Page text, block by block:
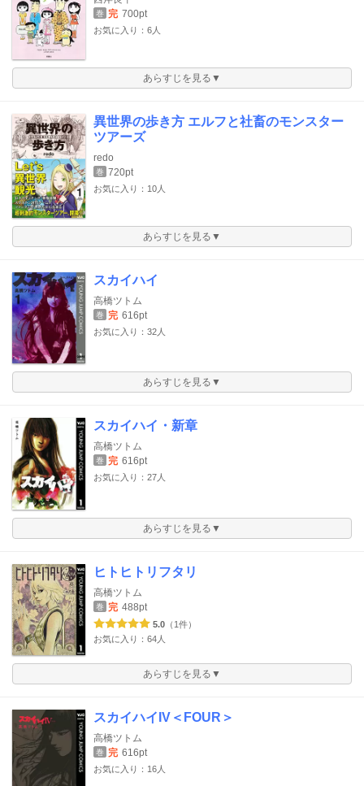
巻 完 700pt
お気に入り：6人
あらすじを見る▼
異世界の歩き方 エルフと社畜のモンスター
ツアーズ
redo
巻 720pt
お気に入り：10人
あらすじを見る▼
スカイハイ
高橋ツトム
巻 完 616pt
お気に入り：32人
あらすじを見る▼
スカイハイ・新章
高橋ツトム
巻 完 616pt
お気に入り：27人
あらすじを見る▼
ヒトヒトリフタリ
高橋ツトム
巻 完 488pt
5.0 （1件）
お気に入り：64人
あらすじを見る▼
スカイハイIV＜FOUR＞
高橋ツトム
巻 完 616pt
お気に入り：16人